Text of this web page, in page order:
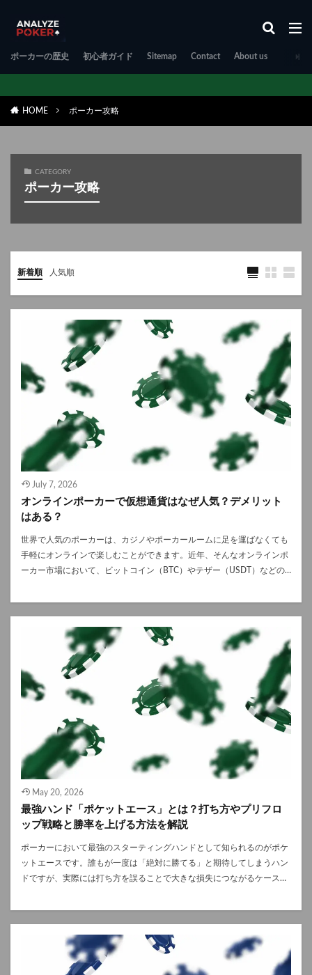
ポーカーの歴史 初心者ガイド Sitemap Contact About us
HOME ポーカー攻略
CATEGORY
ポーカー攻略
新着順 人気順
July 7, 2026
オンラインポーカーで仮想通貨はなぜ人気？デメリット
はある？
世界で人気のポーカーは、カジノやポーカールームに足を運ばなくても
手軽にオンラインで楽しむことができます。近年、そんなオンラインポ
ーカー市場において、ビットコイン（BTC）やテザー（USDT）などの
トが急速に普及していることを皆さんはご存じでしょうか。 従来の法定
通貨（日本円や米ドルなど）による決済と比較して、何故多くのポーカ
ープレイヤー達やサイトの運営元が仮想通貨を選んでいるのかは気にな
るところです。 そこで今回は、オンラインポーカーにおける仮想通貨の
人気の秘密と、理容に伴うデメリットについて詳しく解説していきま
す。 オンラインポーカーで仮想通貨が人気の理由とは オンラインポー
カーにおける仮想通貨の需要が高まってきている主な要因は、ブロック
チェーン技術の特性を生かした利便性と、プライバシー保護が挙げられ
ます。 多くのプレイヤーやプラットフォームで利用されている理由につ
いて詳しく見ていきましょう。 1.入出金のスピードが非常に早い 従来の
入出金方法として、クレジットカードや銀行振り込み、電子決済サービ
スなどが利用されていましたが、これらの場合、運営元の審査や金融機
接送金が行われるため、ものの数分から数十分、遅くとも24時間以内に
は送金が完了します。 2.手数料が安く抑えられる オンラインポーカーに
は、世界中のプレイヤーが集まってきます。そのため国境を越えて送金
を行う際に、通過の壁や為替手数料の問題が生じてしまいますが、仮想
通貨はインターネット上で完結するデジタルデータであるため、地理的
ることができます。 3.高い匿名性とプライバシーの確保 多くの仮想通貨
専用ポーカーサイトでは、従来のサイトで義務付けられているような厳
格な本人確認を簡略化しており、メールアドレスと仮想通貨をレットの
連携のみでプレイできる場合があります。 これにより、銀行口座の情報
May 20, 2026
最強ハンド「ポケットエース」とは？打ち方やプリフロ
ップ戦略と勝率を上げる方法を解説
ポーカーにおいて最強のスターティングハンドとして知られるのがポケ
ットエースです。誰もが一度は「絶対に勝てる」と期待してしまうハン
ドですが、実際には打ち方を誤ることで大きな損失につながるケースも
プリフロップやポストフロップでの戦略、勝率を最大化するための考え
方までを体系的に解説します。正しく扱うことで、ポーカーの収支を安
定させる大きな武器になるでしょう。 ポケットエースとは何か ポケッ
トエースとは、配られた2枚のホールカードがどちらもAである状態を指
します。テキサスホールデムに存在する169通りのスターティングハン